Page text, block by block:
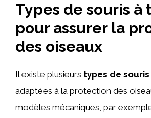
Types de souris à
pour assurer la
des oiseaux
Il existe plusieurs types de
adaptées à la protection des
modèles mécaniques, par